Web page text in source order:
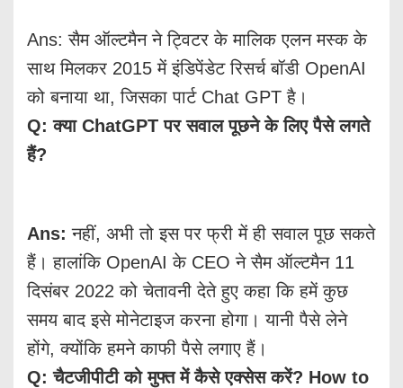
Ans: सैम ऑल्टमैन ने ट्विटर के मालिक एलन मस्क के
साथ मिलकर 2015 में इंडिपेंडेट रिसर्च बॉडी OpenAI
को बनाया था, जिसका पार्ट Chat GPT है।
Q: क्या ChatGPT पर सवाल पूछने के लिए पैसे लगते
हैं?
Ans:नहीं, अभी तो इस पर फ्री में ही सवाल पूछ सकते
हैं। हालांकि OpenAI के CEO ने सैम ऑल्टमैन 11
दिसंबर 2022 को चेतावनी देते हुए कहा कि हमें कुछ
समय बाद इसे मोनेटाइज करना होगा। यानी पैसे लेने
होंगे, क्योंकि हमने काफी पैसे लगाए हैं।
Q: चैटजीपीटी को मुफ्त में कैसे एक्सेस करें? How to